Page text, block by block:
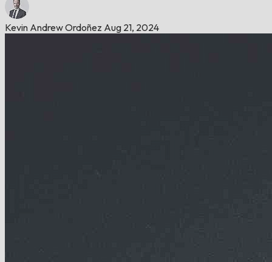
Kevin Andrew Ordoñez Aug 21, 2024